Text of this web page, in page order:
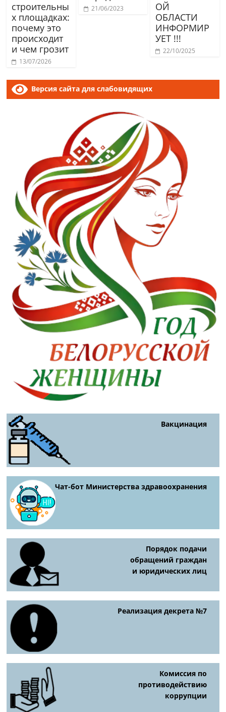
строительны
х площадках:
почему это
происходит
и чем грозит
13/07/2026
21/06/2023
ОЙ
ОБЛАСТИ
ИНФОРМИР
УЕТ !!!
22/10/2025
Версия сайта для слабовидящих
Вакцинация
Чат-бот Министерства здравоохранения
Порядок подачи
обращений граждан
и юридических лиц
Реализация декрета №7
Комиссия по
противодействию
коррупции